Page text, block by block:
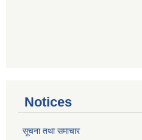
Notices
सूचना तथा समाचार